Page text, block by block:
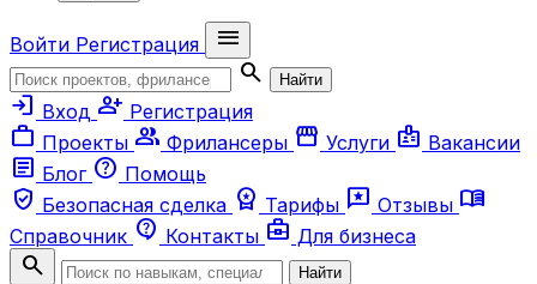
Войти Регистрация
menu
search
Найти
login Вход person_add Регистрация
work Проекты group Фрилансеры storefront Услуги badge Вакансии
article Блог help Помощь
verified_user Безопасная сделка workspace_premium Тарифы reviews Отзывы menu_book
Справочник contact_support Контакты business_center Для бизнеса
search Найти